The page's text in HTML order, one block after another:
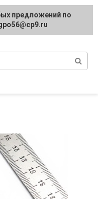
предложений по